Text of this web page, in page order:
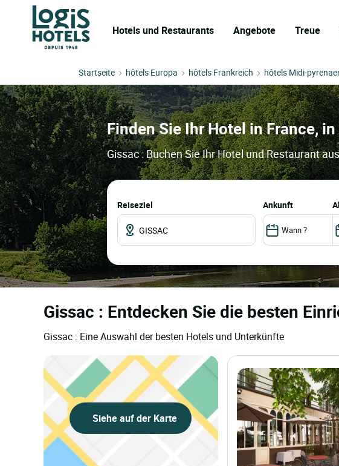
Hotels und Restaurants Angebote Treue
Startseite hôtels Europa hôtels Frankreich hôtels Midi-
Finden Sie Ihr Hotel in France,
Gissac : Buchen Sie Ihr Hotel und Restaurant
Reiseziel ankunft
Gissac : Entdecken Sie die besten
Gissac : Eine Auswahl der besten Hotels und Unterkünfte
Siehe auf der Karte